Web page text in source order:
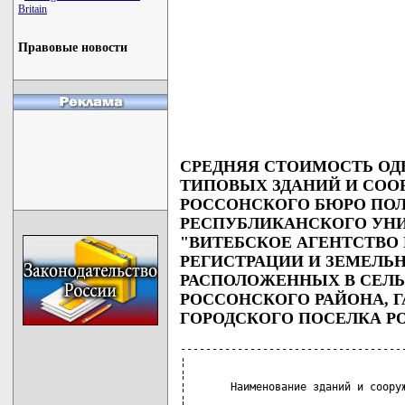
Britain
Правовые новости
СРЕДНЯЯ СТОИМОСТЬ
ТИПОВЫХ ЗДАНИЙ И
РОССОНСКОГО БЮРО
РЕСПУБЛИКАНСКОГО
"ВИТЕБСКОЕ
РЕГИСТРАЦИИ И
РАСПОЛОЖЕННЫХ В
РОССОНСКОГО РАЙОНА,
ГОРОДСКОГО ПОСЕЛКА
¦
¦
¦       Наименование зданий и
¦